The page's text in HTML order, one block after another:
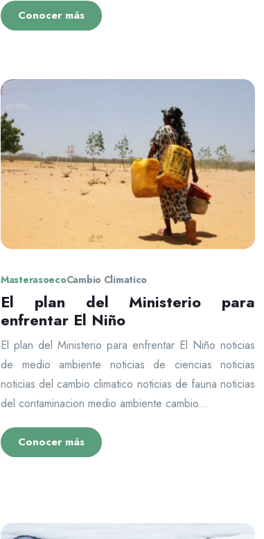
Conocer más
MasterasoecoCambio Climatico
El plan del Ministerio para
enfrentar El Niño
El plan del Ministerio para enfrentar El Niño noticias
de medio ambiente noticias de ciencias noticias
noticias del cambio climatico noticias de fauna noticias
del contaminacion medio ambiente cambio...
Conocer más